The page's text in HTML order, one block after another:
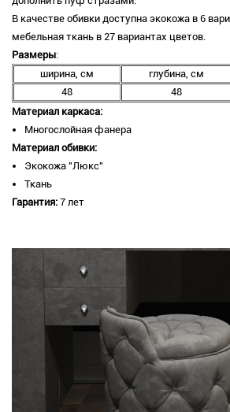
В качестве обивки доступна экокожа в 6
мебельная ткань в 27 вариантах цветов.
Размеры:
ширина, см
глубина, см
48
48
Материал каркаса:
Многослойная фанера
Материал обивки:
Экокожа "Люкс"
Ткань
Гарантия: 7 лет